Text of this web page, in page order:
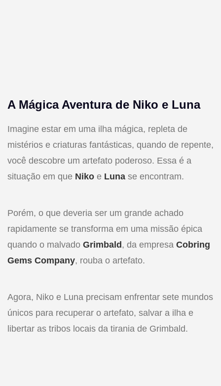
A Mágica Aventura de Niko e Luna
Imagine estar em uma ilha mágica, repleta de
mistérios e criaturas fantásticas, quando de repente,
você descobre um artefato poderoso. Essa é a
situação em que Niko e Luna se encontram.
Porém, o que deveria ser um grande achado
rapidamente se transforma em uma missão épica
quando o malvado Grimbald , da empresa Cobring
Gems Company, rouba o artefato.
Agora, Niko e Luna precisam enfrentar sete mundos
únicos para recuperar o artefato, salvar a ilha e
libertar as tribos locais da tirania de Grimbald.